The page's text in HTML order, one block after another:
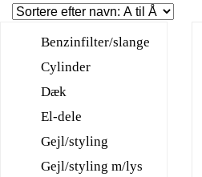
Benzinfilter/slange
Cylinder
Dæk
El-dele
Gejl/styling
Gejl/styling m/lys